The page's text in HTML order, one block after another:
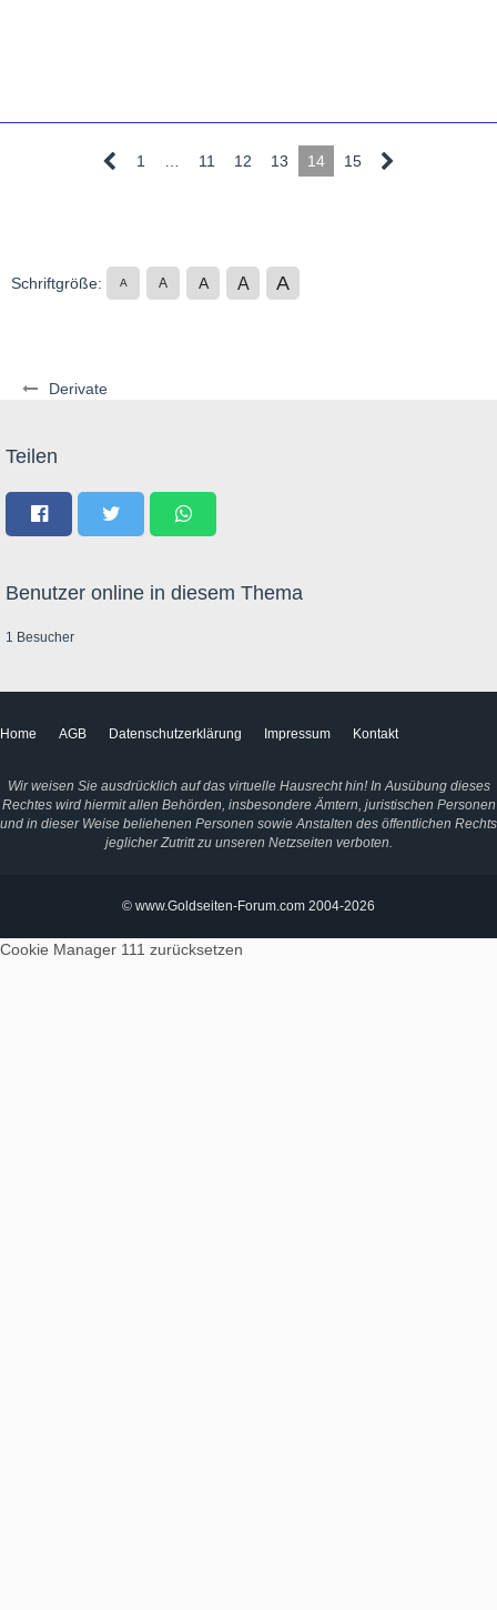
Derivate
1 11 12 13 14 15
Schriftgröße: A A A A A
Teilen
Benutzer online in diesem Thema
1 Besucher
Home AGB Datenschutzerklärung Impressum Kontakt
Wir weisen Sie ausdrücklich auf das virtuelle Hausrecht hin! In Ausübung dieses
Rechtes wird hiermit allen Behörden, insbesondere Ämtern, juristischen Personen
und in dieser Weise beliehenen Personen sowie Anstalten des öffentlichen Rechts
jeglicher Zutritt zu unseren Netzseiten verboten.
© www.Goldseiten-Forum.com 2004-2026
Cookie Manager 111 zurücksetzen